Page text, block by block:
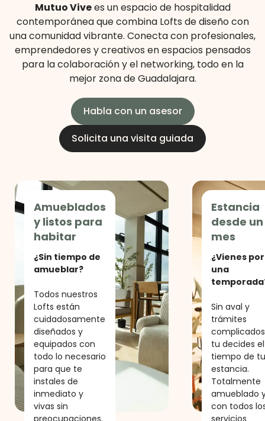
Mutuo Vivees un espacio de hospitalidad
contemporánea que combina Lofts de diseño con
una comunidad vibrante. Conecta con profesionales,
emprendedores y creativos en espacios pensados
para la colaboración y el networking, todo en la
mejor zona de Guadalajara.
Habla con un asesor
Solicita una visita guiada
Amueblados
y listos para
habitar
¿Sin tiempo de
amueblar?
Todos nuestros
Lofts están
cuidadosamente
diseñados y
equipados con
todo lo necesario
para que te
instales de
inmediato y
vivas sin
Estancia
desde un
mes
¿Vienes por
una
Sin aval y
trámites
tu decides el
tiempo de
estancia.
Totalmente
amueblado
con todos